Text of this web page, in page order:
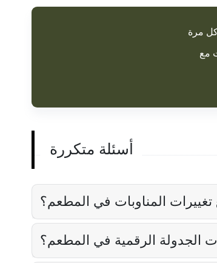
مرة
أسئلة متكررة
المناوبات في المطعم؟
الجدولة الرقمية في المطعم؟